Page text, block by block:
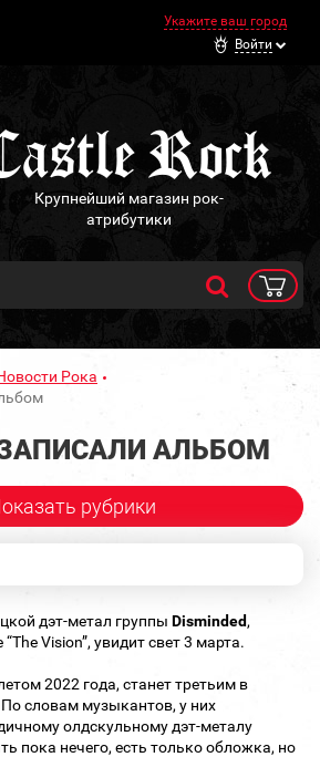
Укажите ваш город
Войти
Крупнейший магазин рок-
атрибутики
Рока
ЗАПИСАЛИ АЛЬБОМ
рубрики
дэт-метал группы Disminded,
Vision”, увидит свет 3 марта.
2022 года, станет третьим в
словам музыкантов, у них
олдскульному дэт-металу
пока нечего, есть только обложка, но